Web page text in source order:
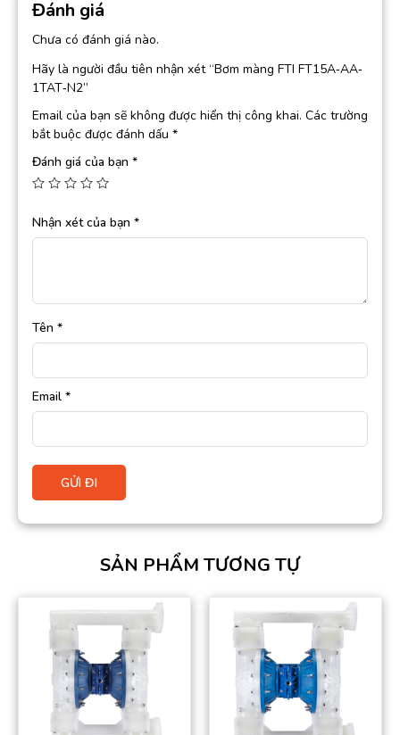
Đánh giá
Chưa có đánh giá nào.
Hãy là người đầu tiên nhận xét “Bơm màng FTI FT15A‐AA‐
1TAT‐N2”
Email của bạn sẽ không được hiển thị công khai. Các trường
bắt buộc được đánh dấu *
Đánh giá của bạn *
Nhận xét của bạn *
Tên *
Email *
SẢN PHẨM TƯƠNG TỰ